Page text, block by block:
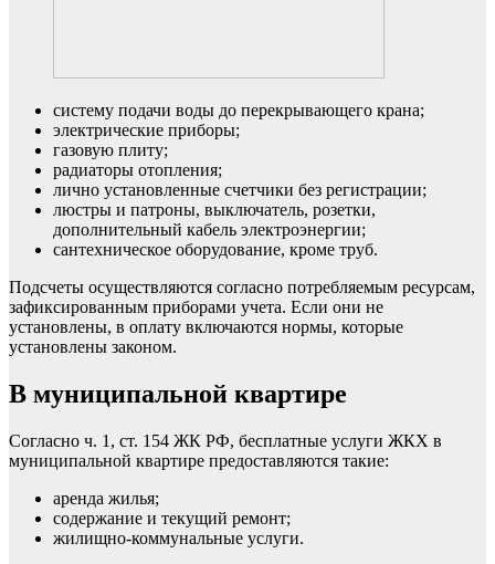
систему подачи воды до перекрывающего крана;
электрические приборы;
газовую плиту;
радиаторы отопления;
лично установленные счетчики без регистрации;
люстры и патроны, выключатель, розетки,
дополнительный кабель электроэнергии;
сантехническое оборудование, кроме труб.
Подсчеты осуществляются согласно потребляемым ресурсам,
зафиксированным приборами учета. Если они не
установлены, в оплату включаются нормы, которые
установлены законом.
В муниципальной квартире
Согласно ч. 1, ст. 154 ЖК РФ, бесплатные услуги ЖКХ в
муниципальной квартире предоставляются такие:
аренда жилья;
содержание и текущий ремонт;
жилищно-коммунальные услуги.